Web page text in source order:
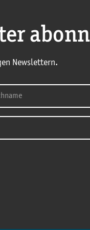
Newslettern.